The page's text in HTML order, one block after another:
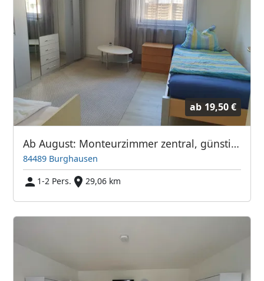
ab 19,50 €
Ab August: Monteurzimmer zentral, günstig & vollmöbliert
84489 Burghausen
1-2 Pers.
29,06 km